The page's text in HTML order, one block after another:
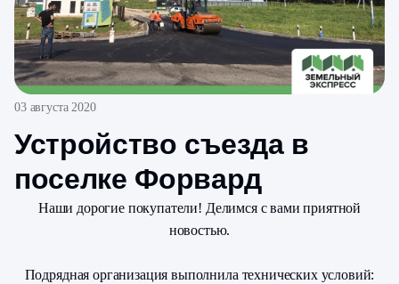
03 августа 2020
Устройство съезда в
поселке Форвард
Наши дорогие покупатели! Делимся с вами приятной
новостью.
Подрядная организация выполнила технических условий: